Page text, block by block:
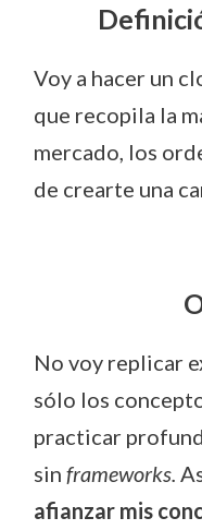
Voy a hacer un
que recopila la
mercado, los
de crearte una
No voy replicar
sólo los
practicar
sin frameworks.
afianzar mis